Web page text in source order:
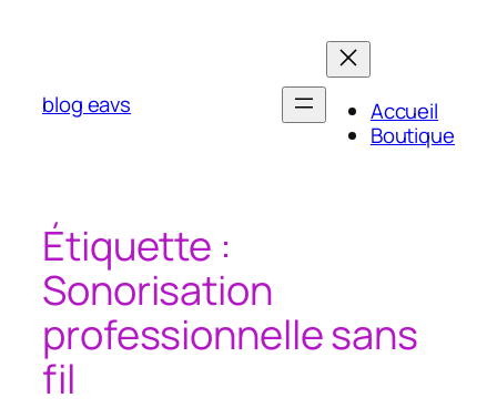
blog eavs
Accueil
Boutique
Étiquette :
Sonorisation
professionnelle sans
fil